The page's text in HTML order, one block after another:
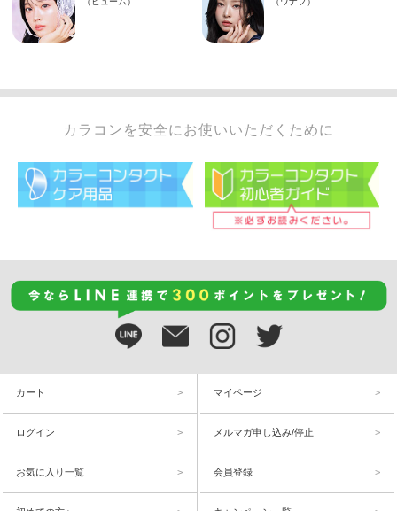
カラコンを安全にお使いいただくために
カート マイページ
ログイン メルマガ申し込み/停止
お気に入り一覧 会員登録